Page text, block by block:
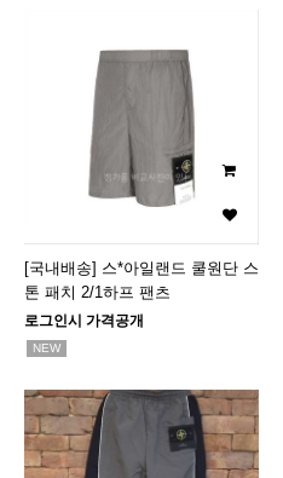
[국내배송] 스*아일랜드 쿨원단 스
톤 패치 2/1하프 팬츠
로그인시 가격공개
NEW